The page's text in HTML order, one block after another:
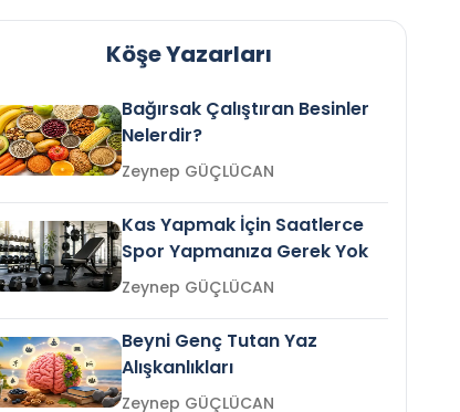
Köşe Yazarları
Bağırsak Çalıştıran Besinler
Nelerdir?
Zeynep GÜÇLÜCAN
Kas Yapmak İçin Saatlerce
Spor Yapmanıza Gerek Yok
Zeynep GÜÇLÜCAN
Beyni Genç Tutan Yaz
Alışkanlıkları
Zeynep GÜÇLÜCAN